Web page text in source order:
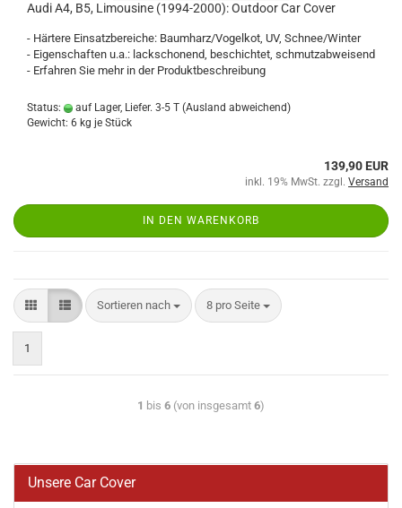
Audi A4, B5, Limousine (1994-2000): Outdoor Car Cover
- Härtere Einsatzbereiche: Baumharz/Vogelkot, UV, Schnee/Winter
- Eigenschaften u.a.: lackschonend, beschichtet, schmutzabweisend
- Erfahren Sie mehr in der Produktbeschreibung
Status: auf Lager, Liefer. 3-5 T (Ausland abweichend)
Gewicht: 6 kg je Stück
139,90 EUR
inkl. 19% MwSt. zzgl. Versand
IN DEN WARENKORB
Sortieren nach 8 pro Seite
1
1 bis 6 (von insgesamt 6)
Unsere Car Cover